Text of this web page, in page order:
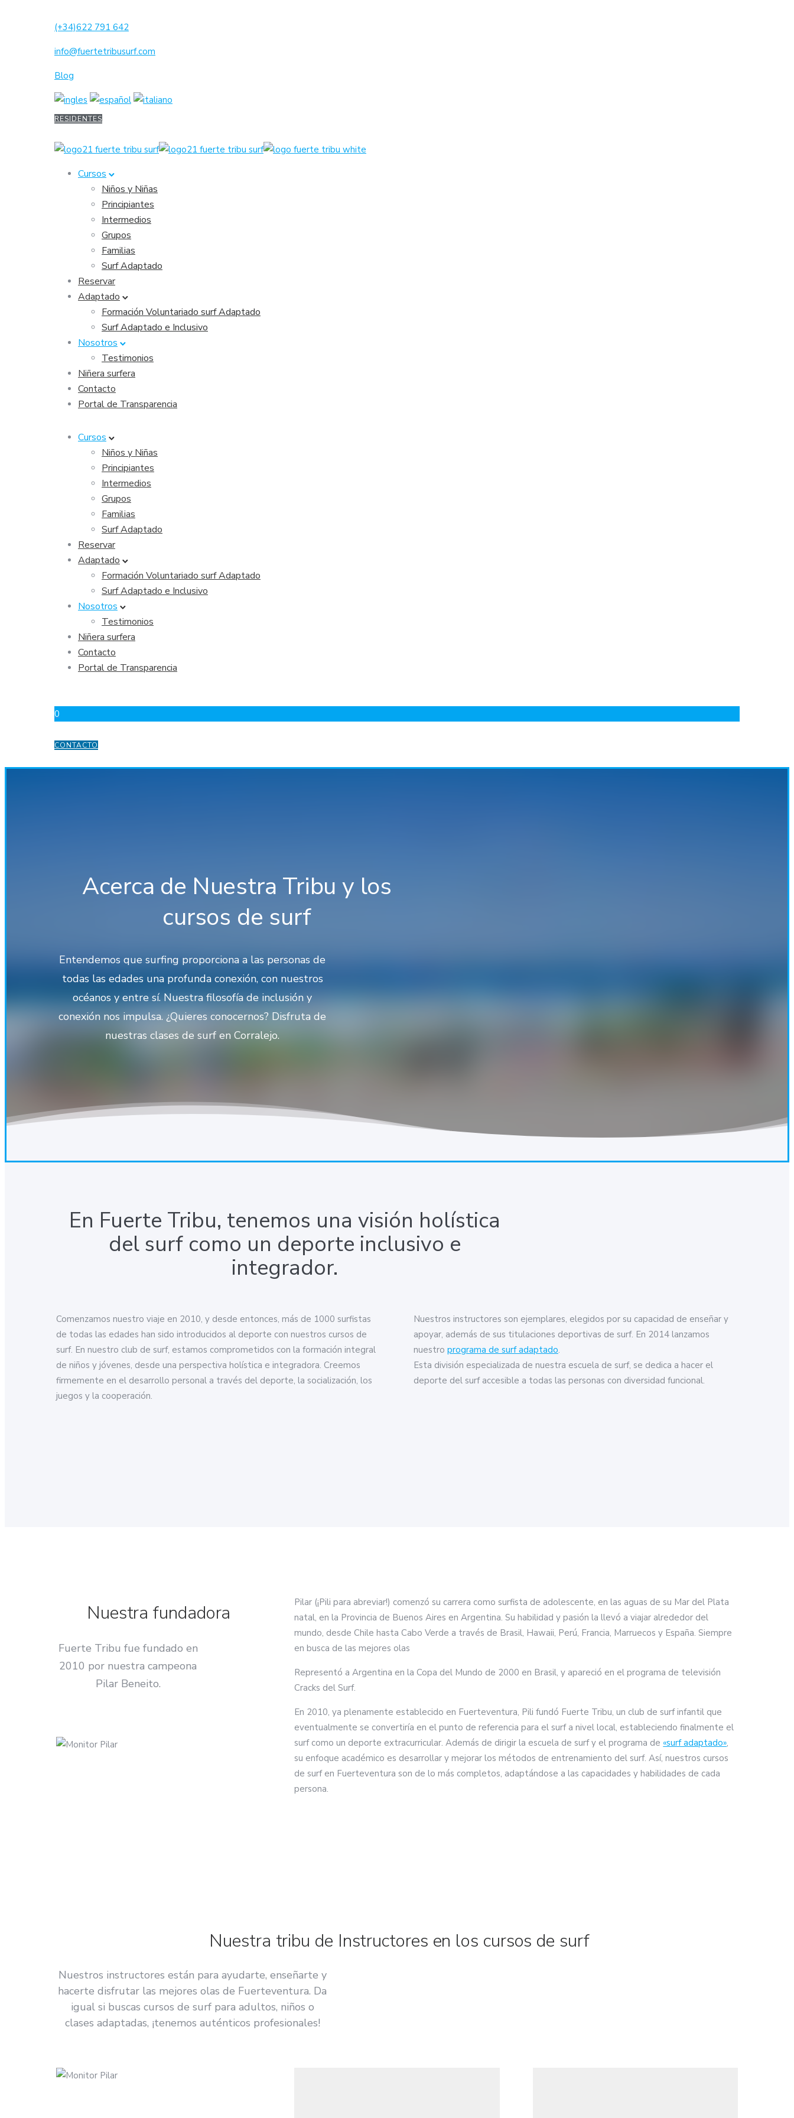
(+34)622 791 642
info@fuertetribusurf.com
Blog
RESIDENTES
Cursos
Niños y Niñas
Principiantes
Intermedios
Grupos
Familias
Surf Adaptado
Reservar
Adaptado
Formación Voluntariado surf Adaptado
Surf Adaptado e Inclusivo
Nosotros
Testimonios
Niñera surfera
Contacto
Portal de Transparencia
Cursos
Niños y Niñas
Principiantes
Intermedios
Grupos
Familias
Surf Adaptado
Reservar
Adaptado
Formación Voluntariado surf Adaptado
Surf Adaptado e Inclusivo
Nosotros
Testimonios
Niñera surfera
Contacto
Portal de Transparencia
0
CONTACTO
Acerca de Nuestra Tribu y los
cursos de surf
Entendemos que surfing proporciona a las personas de
todas las edades una profunda conexión, con nuestros
océanos y entre sí. Nuestra filosofía de inclusión y
conexión nos impulsa. ¿Quieres conocernos? Disfruta de
nuestras clases de surf en Corralejo.
En Fuerte Tribu, tenemos una visión holística
del surf como un deporte inclusivo e
integrador.
Comenzamos nuestro viaje en 2010, y desde entonces, más de 1000 surfistas
de todas las edades han sido introducidos al deporte con nuestros cursos de
surf. En nuestro club de surf, estamos comprometidos con la formación integral
de niños y jóvenes, desde una perspectiva holística e integradora. Creemos
firmemente en el desarrollo personal a través del deporte, la socialización, los
juegos y la cooperación.
Nuestros instructores son ejemplares, elegidos por su capacidad de enseñar y
apoyar, además de sus titulaciones deportivas de surf. En 2014 lanzamos
nuestro programa de surf adaptado.
Esta división especializada de nuestra escuela de surf, se dedica a hacer el
deporte del surf accesible a todas las personas con diversidad funcional.
Nuestra fundadora
Fuerte Tribu fue fundado en
2010 por nuestra campeona
Pilar Beneito.
Pilar (¡Pili para abreviar!) comenzó su carrera como surfista de adolescente, en las aguas de su Mar del Plata
natal, en la Provincia de Buenos Aires en Argentina. Su habilidad y pasión la llevó a viajar alrededor del
mundo, desde Chile hasta Cabo Verde a través de Brasil, Hawaii, Perú, Francia, Marruecos y España. Siempre
en busca de las mejores olas
Representó a Argentina en la Copa del Mundo de 2000 en Brasil, y apareció en el programa de televisión
Cracks del Surf.
En 2010, ya plenamente establecido en Fuerteventura, Pili fundó Fuerte Tribu, un club de surf infantil que
eventualmente se convertiría en el punto de referencia para el surf a nivel local, estableciendo finalmente el
surf como un deporte extracurricular. Además de dirigir la escuela de surf y el programa de «surf adaptado»,
su enfoque académico es desarrollar y mejorar los métodos de entrenamiento del surf.Así, nuestros cursos
de surf en Fuerteventura son de lo más completos, adaptándose a las capacidades y habilidades de cada
persona.
Nuestra tribu de Instructores en los cursos de surf
Nuestros instructores están para ayudarte, enseñarte y
hacerte disfrutar las mejores olas de Fuerteventura. Da
igual si buscas cursos de surf para adultos, niños o
clases adaptadas, ¡tenemos auténticos profesionales!